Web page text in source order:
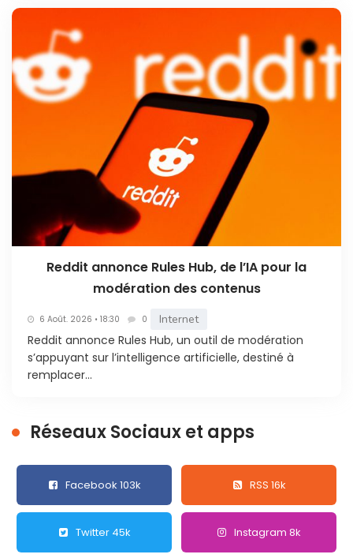
Reddit annonce Rules Hub, de l’IA pour la
modération des contenus
6 Août. 2026 • 18:30 0 Internet
Reddit annonce Rules Hub, un outil de modération
s’appuyant sur l’intelligence artificielle, destiné à
remplacer...
Réseaux Sociaux et apps
Facebook 103k RSS 16k
Twitter 45k Instagram 8k